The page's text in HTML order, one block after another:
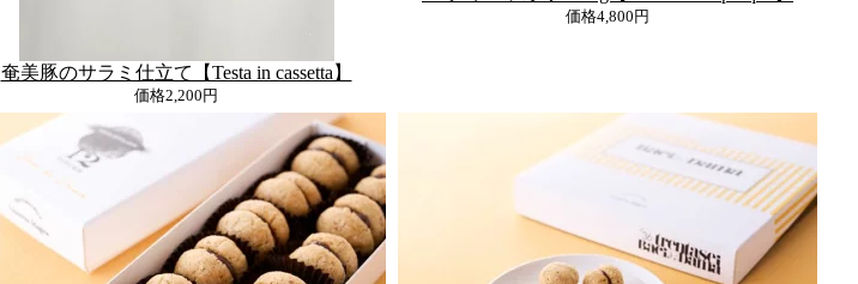
奄美豚のサラミ仕立て【Testa in cassetta】
価格2,200円
価格4,800円